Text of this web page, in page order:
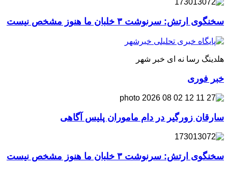
سخنگوی ارتش: سرنوشت ۳ خلبان ما هنوز مشخص نیست
هلدینگ رسا نه ای خبر شهر
خبر فوری
سارقان زورگیر در دام ماموران پلیس آگاهی
سخنگوی ارتش: سرنوشت ۳ خلبان ما هنوز مشخص نیست